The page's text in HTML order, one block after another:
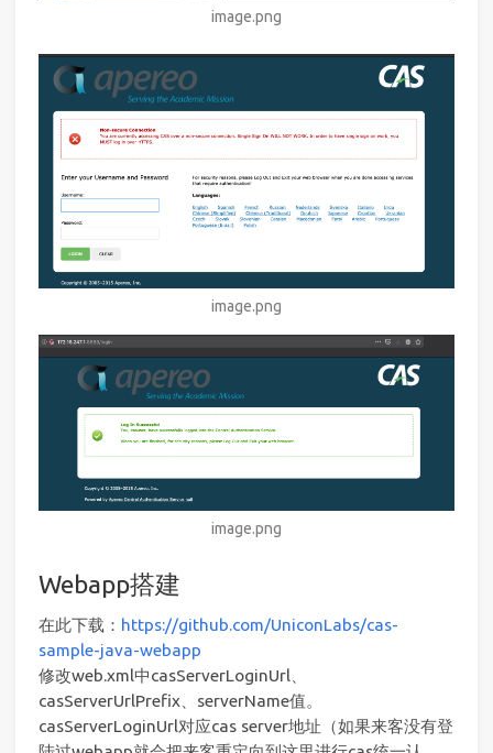
image.png
image.png
image.png
Webapp搭建
在此下载： https://github.com/UniconLabs/cas-
sample-java-webapp
修改web.xml中casServerLoginUrl、
casServerUrlPrefix、serverName值。
casServerLoginUrl对应cas server地址（如果来客没有登